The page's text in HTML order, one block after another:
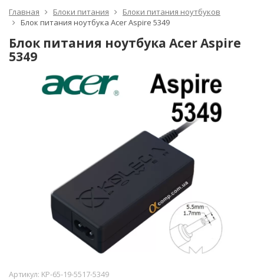
Главная Блоки питания
Блоки питания ноутбуков
Блок питания ноутбука Acer Aspire 5349
Блок питания ноутбука Acer Aspire
5349
Артикул: KP-65-19-5517-5349